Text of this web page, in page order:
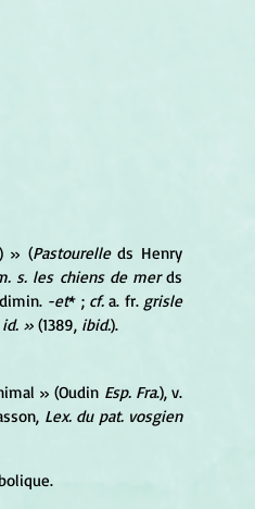
» (Pastourelle
s. les chiens de mer ds
-et* ; cf. a. fr.
grisle
» (1389, ibid.).
» (Oudin Esp. Fra.), v.
Lex. du pat. vosgien